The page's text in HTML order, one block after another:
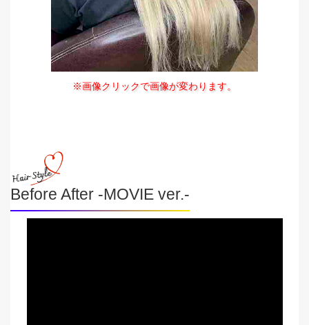
※画像クリックで画像が変わります。
Before After -MOVIE ver.-